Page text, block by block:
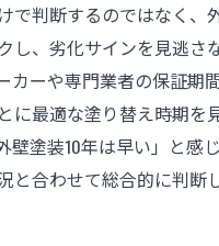
長期計画が大規模修繕
のタイミング選びが将来
影響
外壁塗装業者選びのチ
で判断するのではなく、
し、劣化サインを見逃さ
カーや専門業者の保証期
に最適な塗り替え時期を
壁塗装10年は早い」と感
と合わせて総合的に判断